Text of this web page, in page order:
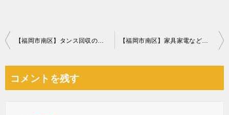
投
ビ
【福岡市南区】タンス回収のご依頼 お客様の声 【福岡市南区】家具家電など回収処分ご依頼 お客様の声
コメントを残す